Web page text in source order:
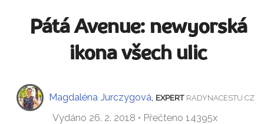
Pátá Avenue: newyorská
ikona všech ulic
Magdaléna Jurczygová EXPERT RADYNACESTU.CZ
Vydáno 26. 2. 2018 • Přečteno 14395x